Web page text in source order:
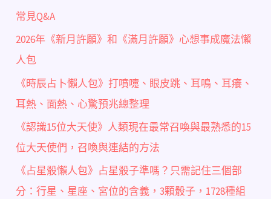
常見Q&A
2026年《新月許願》和《滿月許願》心想事成魔法懶
人包
《時辰占卜懶人包》打噴嚏、眼皮跳、耳鳴、耳癢、
耳熱、面熱、心驚預兆總整理
《認識15位大天使》人類現在最常召喚與最熟悉的15
位大天使們，召喚與連結的方法
《占星骰懶人包》占星骰子準嗎？只需記住三個部
分：行星、星座、宮位的含義，3顆骰子，1728種組